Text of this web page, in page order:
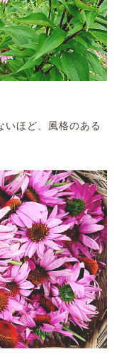
ほど、風格のある